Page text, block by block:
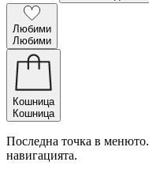
Любими
Любими
Кошница
Кошница
Последна точка в
навигацията.